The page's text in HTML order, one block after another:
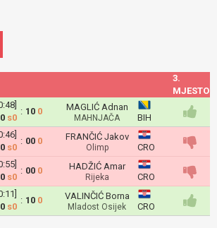
3.
MJESTO
s0
: 10 0 MAGLIĆ Adnan
MAHNJAČA BIH
s0
: 00 0 FRANČIĆ Jakov
Olimp CRO
s0
: 00 0 HADŽIĆ Amar
Rijeka CRO
s0
: 10 0 VALINČIĆ Borna
Mladost Osijek CRO